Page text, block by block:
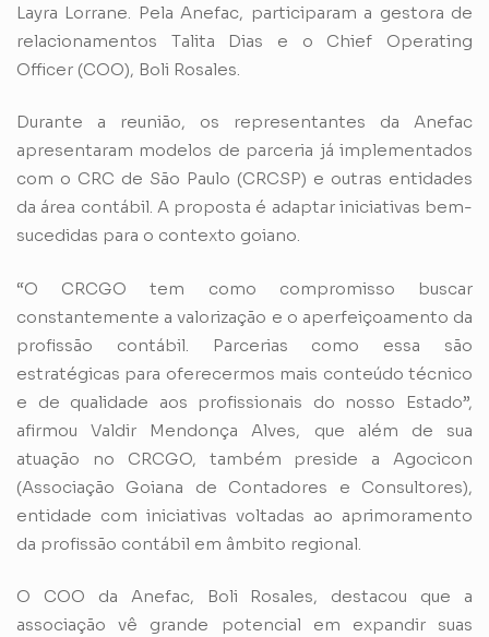
Layra Lorrane. Pela Anefac, participaram a gestora de
relacionamentos Talita Dias e o Chief Operating
Officer (COO), Boli Rosales.
Durante a reunião, os representantes da Anefac
apresentaram modelos de parceria já implementados
com o CRC de São Paulo (CRCSP) e outras entidades
da área contábil. A proposta é adaptar iniciativas bem-
sucedidas para o contexto goiano.
“O CRCGO tem como compromisso buscar
constantemente a valorização e o aperfeiçoamento da
profissão contábil. Parcerias como essa são
estratégicas para oferecermos mais conteúdo técnico
e de qualidade aos profissionais do nosso Estado”,
afirmou Valdir Mendonça Alves, que além de sua
atuação no CRCGO, também preside a Agocicon
(Associação Goiana de Contadores e Consultores),
entidade com iniciativas voltadas ao aprimoramento
da profissão contábil em âmbito regional.
O COO da Anefac, Boli Rosales, destacou que a
associação vê grande potencial em expandir suas